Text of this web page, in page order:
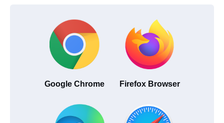
Google Chrome Firefox Browser